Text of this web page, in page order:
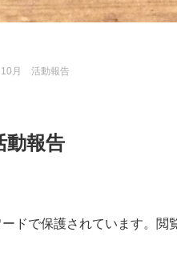
10月 活動報告
報告
ドで保護されています。閲